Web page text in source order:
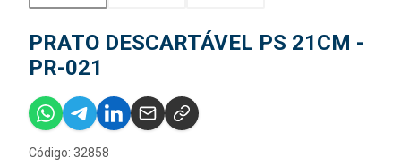
PRATO DESCARTÁVEL PS 21CM -
PR-021
Código: 32858